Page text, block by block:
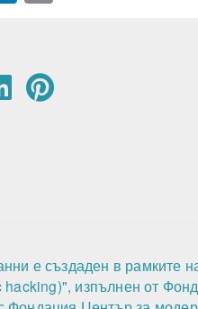
е създаден в рамките
hacking)", изпълнен от